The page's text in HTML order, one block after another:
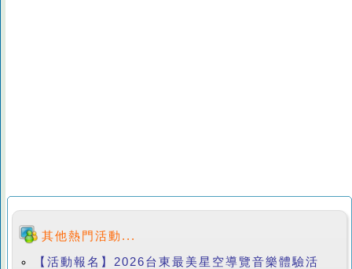
其他熱門活動...
【活動報名】2026台東最美星空導覽音樂體驗活